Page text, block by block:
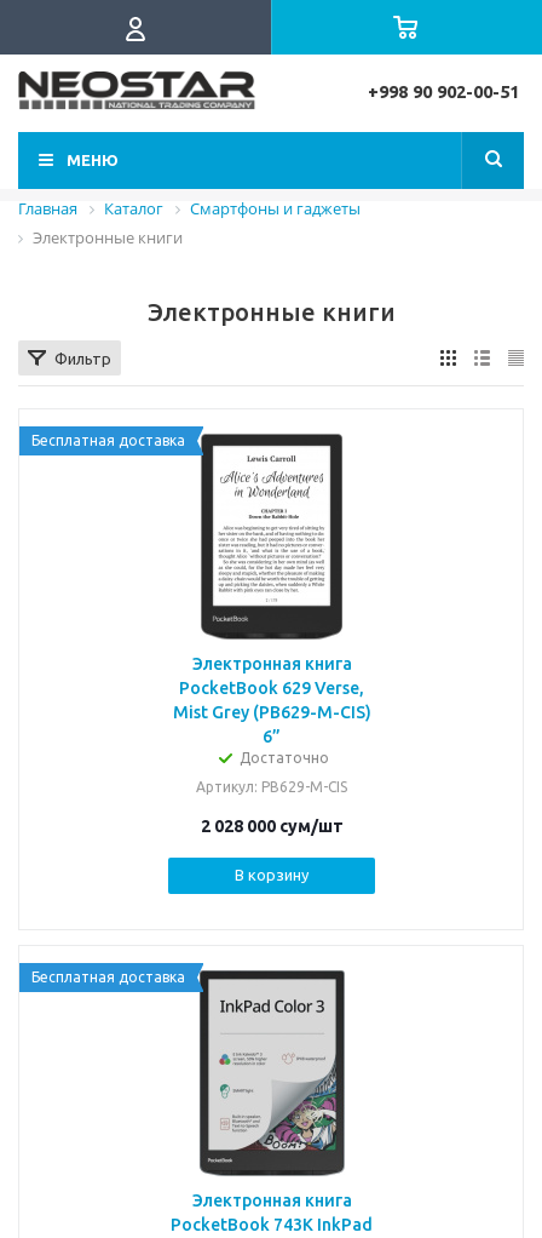
+998 90 902-00-51
МЕНЮ
Главная Каталог
Смартфоны и гаджеты
Электронные книги
Электронные книги
Фильтр
Бесплатная доставка
Электронная книга
PocketBook 629 Verse,
Mist Grey (PB629-M-CIS)
6”
Достаточно
Артикул: PB629-M-CIS
2 028 000сум/шт
В корзину
Бесплатная доставка
Электронная книга
PocketBook 743K InkPad